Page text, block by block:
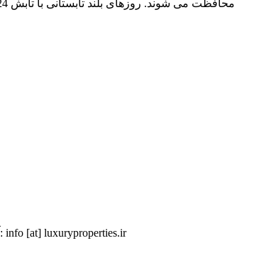
ایمیل: info [at] luxuryproperties.ir